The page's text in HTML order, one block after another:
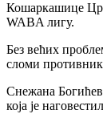
Кошаркашице
WABA лигу.
Без већих
сломи
Снежана
која је